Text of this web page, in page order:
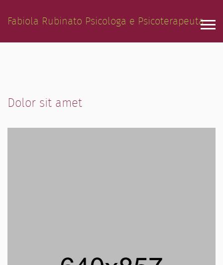
Fabiola Rubinato Psicologa e Psicoterapeuta
Blog
Dolor sit amet